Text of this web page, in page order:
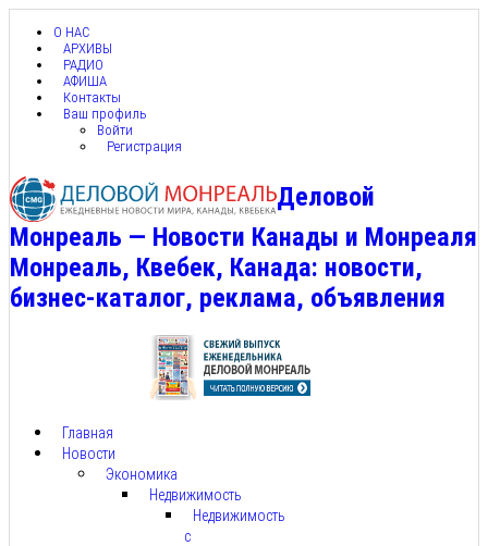
О НАС
АРХИВЫ
РАДИО
АФИША
Контакты
Ваш профиль
Войти
Регистрация
Деловой
Монреаль — Новости Канады и Монреаля
Монреаль, Квебек, Канада: новости,
бизнес-каталог, реклама, объявления
Главная
Новости
Экономика
Недвижимость
Недвижимость
с